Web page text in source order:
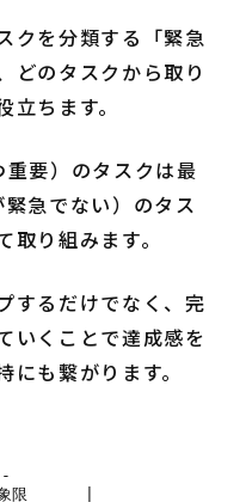
クを分類する「緊急
どのタスクから取り
ちます。
要）のタスクは最
急でない）のタス
り組みます。
するだけでなく、完
いくことで達成感を
も繋がります。